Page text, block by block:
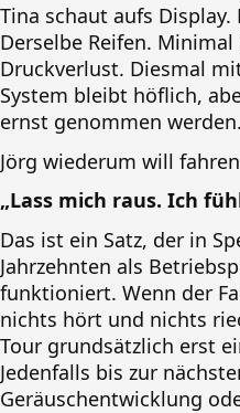
Tina schaut aufs Display.
Derselbe Reifen.
Druckverlust. Diesmal
System bleibt höflich,
ernst genommen werden.
Jörg wiederum will
„Lass mich raus. Ich
Das ist ein Satz, der in
Jahrzehnten als
funktioniert. Wenn der
nichts hört und nichts
Tour grundsätzlich erst
Jedenfalls bis zur
Geräuschentwicklung